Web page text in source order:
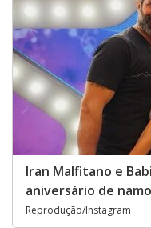
Iran Malfitano e
aniversário de
Reprodução/Instagram